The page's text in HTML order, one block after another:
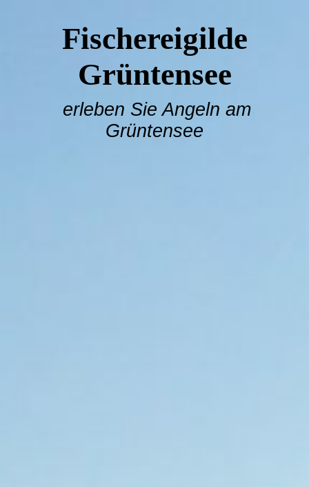
Fischereigilde
Grüntensee
erleben Sie Angeln am
Grüntensee